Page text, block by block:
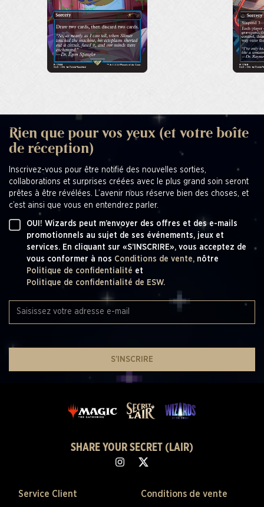
Rien que pour vos yeux (et votre boîte
de réception)
Inscrivez-vous pour être notifié des nouvelles sorties,
collaborations et surprises créées avec le plus grand soin seront
prêtes à être révélées. L’avenir nous réserve bien des choses, et
c’est ainsi que vous en entendrez parler.
OUI! Wizards peut m’envoyer des offres et des e-mails
promotionnels au sujet de ses événements, jeux et
services. En cliquant sur «S’INSCRIRE», vous acceptez de
vous conformer à nos Conditions de vente, nôtre
Politique de confidentialité et
Politique de confidentialité de ESW.
S’INSCRIRE
SHARE YOUR SECRET (LAIR)
Service Client Conditions de vente